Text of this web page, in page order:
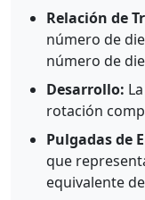
Relación de
número de
número de
Desarrollo:
rotación
Pulgadas de
que
equivalente